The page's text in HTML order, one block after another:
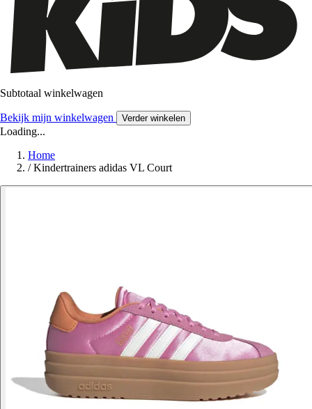
Subtotaal winkelwagen
Bekijk mijn winkelwagen Verder winkelen
Loading...
Home
/ Kindertrainers adidas VL Court